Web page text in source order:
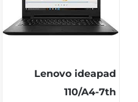
Lenovo ideapad
110/A4-7th